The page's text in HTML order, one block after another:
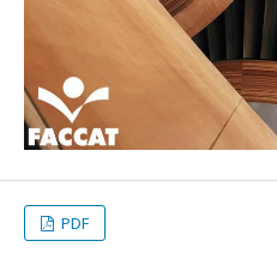
PDF